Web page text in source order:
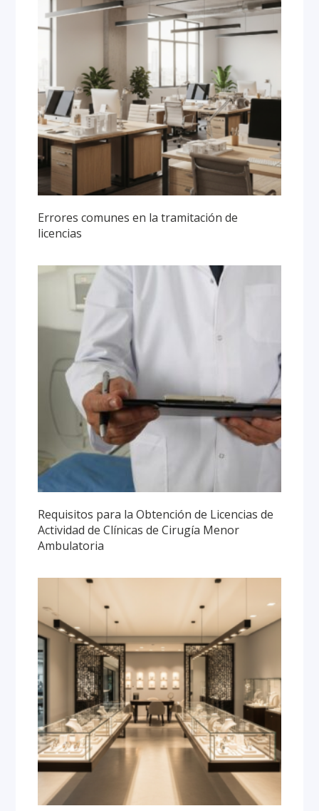
Errores comunes en la tramitación de
licencias
Requisitos para la Obtención de Licencias de
Actividad de Clínicas de Cirugía Menor
Ambulatoria